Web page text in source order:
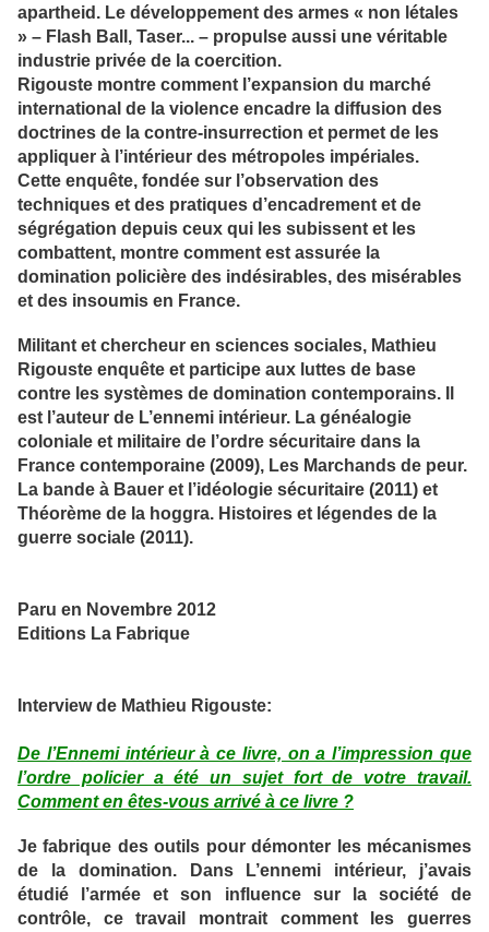
apartheid. Le développement des armes « non létales
» – Flash Ball, Taser... – propulse aussi une véritable
industrie privée de la coercition.
Rigouste montre comment l’expansion du marché
international de la violence encadre la diffusion des
doctrines de la contre-insurrection et permet de les
appliquer à l’intérieur des métropoles impériales.
Cette enquête, fondée sur l’observation des
techniques et des pratiques d’encadrement et de
ségrégation depuis ceux qui les subissent et les
combattent, montre comment est assurée la
domination policière des indésirables, des misérables
et des insoumis en France.
Militant et chercheur en sciences sociales, Mathieu
Rigouste enquête et participe aux luttes de base
contre les systèmes de domination contemporains. Il
est l’auteur de L’ennemi intérieur. La généalogie
coloniale et militaire de l’ordre sécuritaire dans la
France contemporaine (2009), Les Marchands de peur.
La bande à Bauer et l’idéologie sécuritaire (2011) et
Théorème de la hoggra. Histoires et légendes de la
guerre sociale (2011).
Paru en Novembre 2012
Editions La Fabrique
Interview de Mathieu Rigouste:
De l’Ennemi intérieur à ce livre, on a l’impression que
l’ordre policier a été un sujet fort de votre travail.
Comment en êtes-vous arrivé à ce livre ?
Je fabrique des outils pour démonter les mécanismes
de la domination. Dans L’ennemi intérieur, j’avais
étudié l’armée et son influence sur la société de
contrôle, ce travail montrait comment les guerres